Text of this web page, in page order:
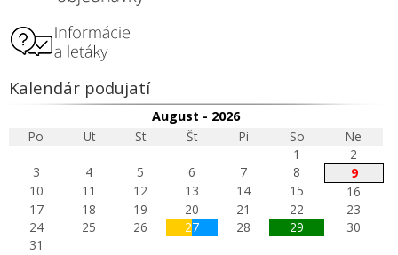
Kalendár podujatí
August - 2026
Po
Ut St Št Pi So
Ne
1
2
3
4 5 6 7 8
9
10
11 12 13 14 15
16
17
18 19 20 21 22
23
24
25 26 27 28 29
30
31